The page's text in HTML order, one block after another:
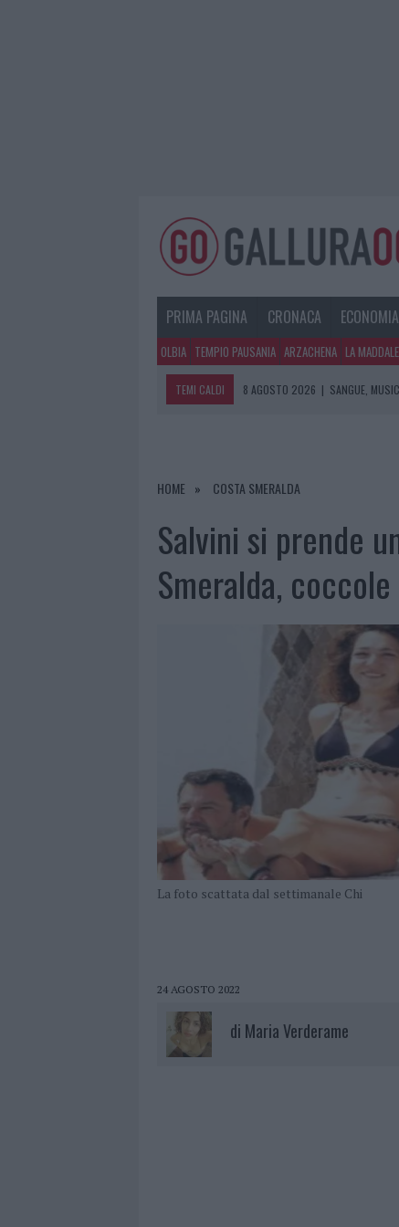
PRIMA PAGINA CRONACA ECONOMIA
OLBIA TEMPIO PAUSANIA ARZACHENA LA
TEMI CALDI 8 AGOSTO 2026 | SANGUE,
8 AGOSTO 2026
| JOVANOTTI, GABRY PONTE E
HOME COSTA SMERALDA
Salvini si prende
Smeralda,
La foto scattata dal settimanale Chi
24 AGOSTO 2022
di Maria Verderame